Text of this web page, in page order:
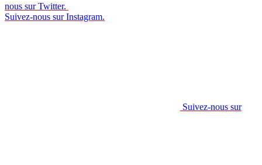
nous sur Twitter.
Suivez-nous sur Instagram.
Suivez-nous sur